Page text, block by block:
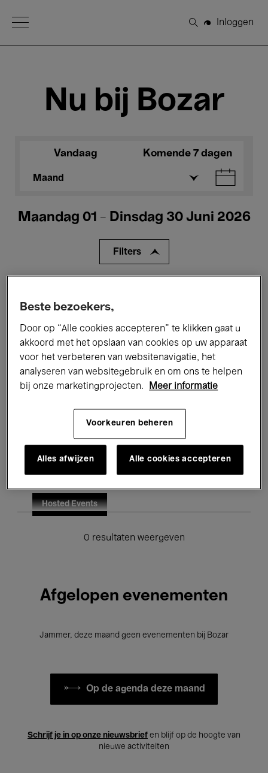
Open Menu
Zoeken
Inloggen
Nu bij Bozar
Vandaag Komende 7 dagen
Maand
Maandag 01 - Dinsdag 30 Juni 2026
Filters
Performances Lezingen & Debatten
Jazz Klassieke Muziek Global Music
Onderwijs Rondleidingen
Hosted Events
0 resultaten weergeven
Afgelopen evenementen
Jammer, deze maand geen evenementen bij Bozar
Op de agenda deze maand
Schrijf je in op onze nieuwsbrief en blijf op de hoogte van
nieuwe activiteiten
Beste bezoekers,
Door op “Alle cookies accepteren” te klikken gaat u
akkoord met het opslaan van cookies op uw apparaat
voor het verbeteren van websitenavigatie, het
analyseren van websitegebruik en om ons te helpen
bij onze marketingprojecten.
Meer informatie
Voorkeuren beheren
Alles afwijzen Alle cookies accepteren